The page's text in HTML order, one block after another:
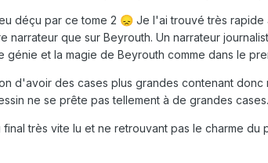
déçu par ce tome 2 😞Je l'ai trouvé très rapide
narrateur que sur Beyrouth. Un narrateur
génie et la magie de Beyrouth comme dans le
d'avoir des cases plus grandes contenant
ne se prête pas tellement à de grandes cases.
très vite lu et ne retrouvant pas le charme du